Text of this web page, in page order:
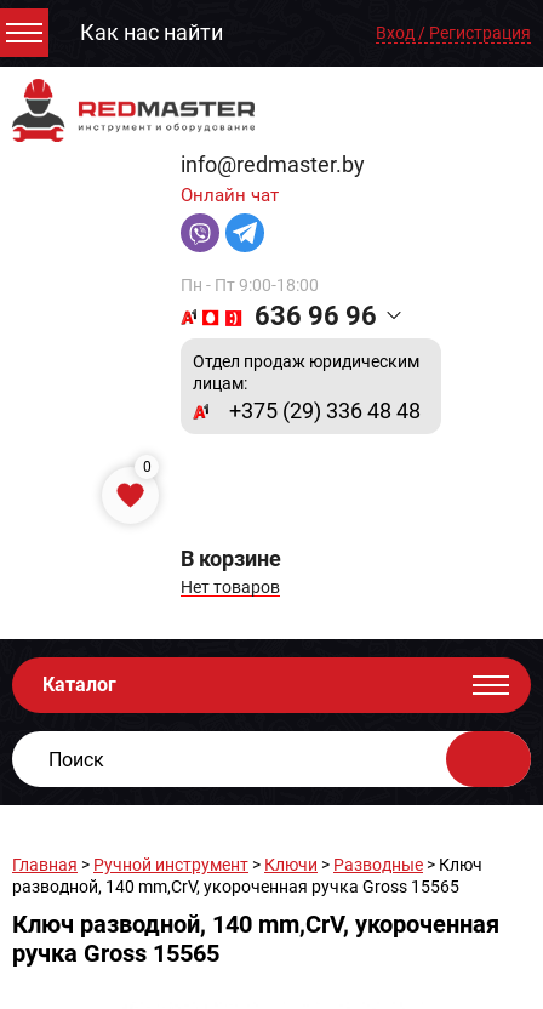
Как нас найти Вход / Регистрация
info@redmaster.by
Онлайн чат
Пн - Пт 9:00-18:00
636 96 96
Отдел продаж юридическим
лицам:
+375 (29) 336 48 48
0
В корзине
Нет товаров
Каталог
Главная > Ручной инструмент > Ключи > Разводные > Ключ
разводной, 140 mm,CrV, укороченная ручка Gross 15565
Ключ разводной, 140 mm,CrV, укороченная
ручка Gross 15565